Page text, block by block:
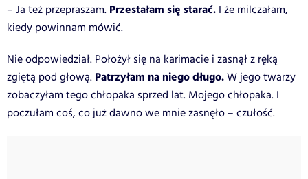
– Ja też przepraszam. Przestałam się starać. I że milczałam,
kiedy powinnam mówić.
Nie odpowiedział. Położył się na karimacie i zasnął z ręką
zgiętą pod głową. Patrzyłam na niego długo.W jego twarzy
zobaczyłam tego chłopaka sprzed lat. Mojego chłopaka. I
poczułam coś, co już dawno we mnie zasnęło – czułość.